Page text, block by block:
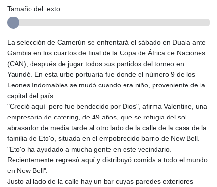
Tamaño del texto:
La selección de Camerún se enfrentará el sábado en Duala ante
Gambia en los cuartos de final de la Copa de África de Naciones
(CAN), después de jugar todos sus partidos del torneo en
Yaundé. En esta urbe portuaria fue donde el número 9 de los
Leones Indomables se mudó cuando era niño, proveniente de la
capital del país.
"Creció aquí, pero fue bendecido por Dios", afirma Valentine, una
empresaria de catering, de 49 años, que se refugia del sol
abrasador de media tarde al otro lado de la calle de la casa de la
familia de Eto'o, situada en el empobrecido barrio de New Bell.
"Eto'o ha ayudado a mucha gente en este vecindario.
Recientemente regresó aquí y distribuyó comida a todo el mundo
en New Bell".
Justo al lado de la calle hay un bar cuyas paredes exteriores